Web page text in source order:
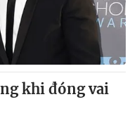
khi đóng vai